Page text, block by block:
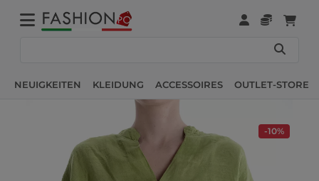
NEUIGKEITEN KLEIDUNG ACCESSOIRES OUTLET-STORE
-10%